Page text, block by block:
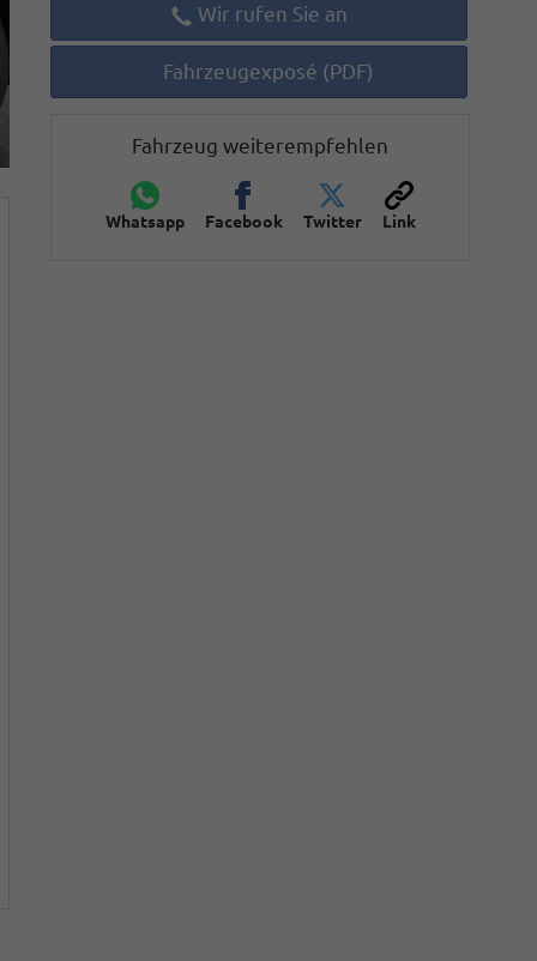
Wir rufen Sie an
Fahrzeugexposé (PDF)
Fahrzeug weiterempfehlen
Whatsapp Facebook Twitter Link